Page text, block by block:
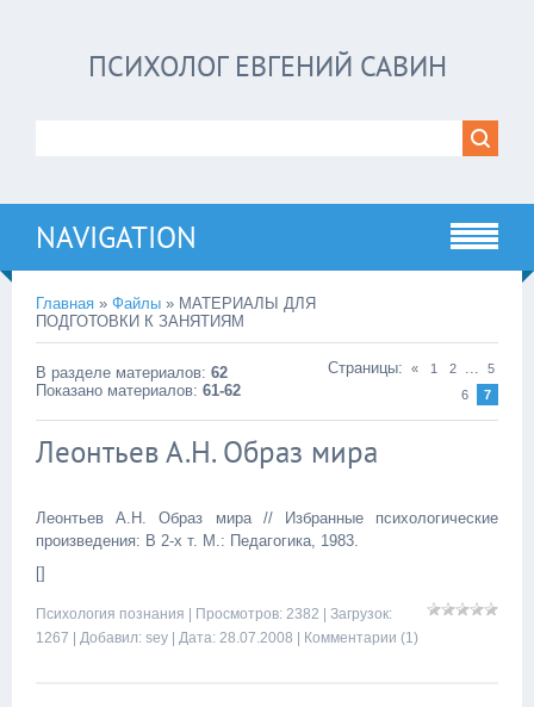
ПСИХОЛОГ ЕВГЕНИЙ САВИН
NAVIGATION
Главная » Файлы » МАТЕРИАЛЫ ДЛЯ
ПОДГОТОВКИ К ЗАНЯТИЯМ
В разделе материалов: 62
Показано материалов: 61-62
Страницы: « 1 2 ...
5
6
7
Леонтьев А.Н. Образ мира
Леонтьев А.Н. Образ мира // Избранные психологические
произведения: В 2-х т. М.: Педагогика, 1983.
[]
Психология познания | Просмотров: 2382 | Загрузок:
1267 | Добавил: sey | Дата: 28.07.2008 Комментарии (1)